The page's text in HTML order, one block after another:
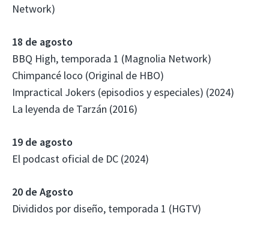
Network)
18 de agosto
BBQ High, temporada 1 (Magnolia Network)
Chimpancé loco (Original de HBO)
Impractical Jokers (episodios y especiales) (2024)
La leyenda de Tarzán (2016)
19 de agosto
El podcast oficial de DC (2024)
20 de Agosto
Divididos por diseño, temporada 1 (HGTV)